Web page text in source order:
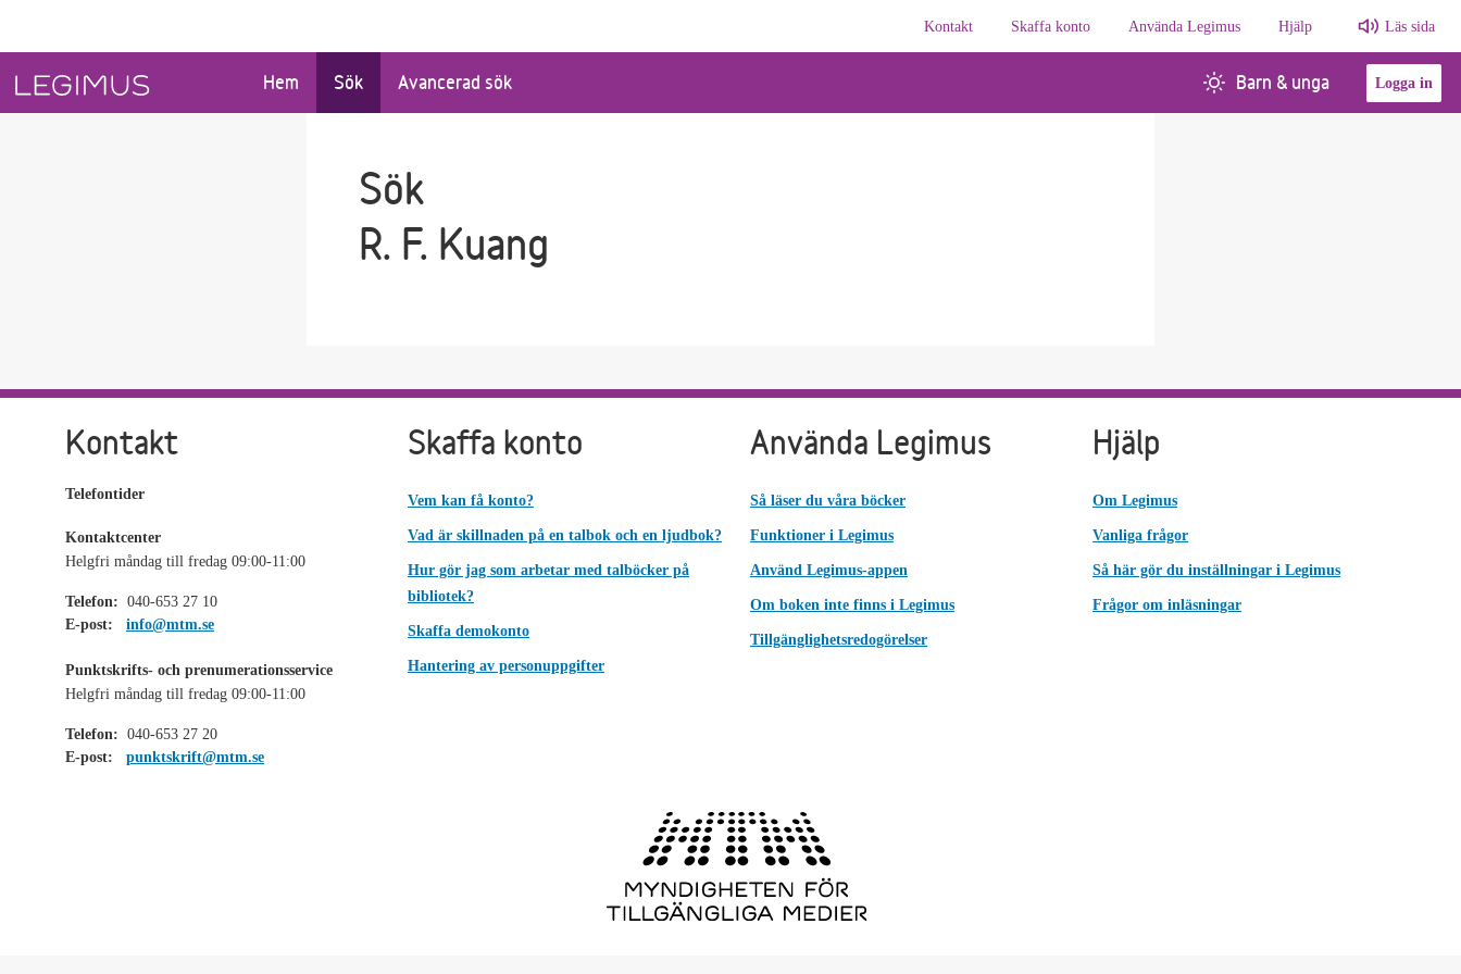
Kontakt
Skaffa konto Använda Legimus Hjälp Läs sida
Hem Sök Avancerad sök Barn & unga Logga in
Sök
R. F. Kuang
Kontakt
Telefontider
Kontaktcenter
Helgfri måndag till fredag 09:00-11:00
Telefon: 040-653 27 10
E-post:
info@mtm.se
Punktskrifts- och prenumerationsservice
Helgfri måndag till fredag 09:00-11:00
Telefon: 040-653 27 20
E-post:
punktskrift@mtm.se
Skaffa konto
Vem kan få konto?
Vad är skillnaden på en talbok och en ljudbok?
Hur gör jag som arbetar med talböcker på
bibliotek?
Skaffa demokonto
Hantering av personuppgifter
Använda Legimus
Så läser du våra böcker
Funktioner i Legimus
Använd Legimus-appen
Om boken inte finns i Legimus
Tillgänglighetsredogörelser
Hjälp
Om Legimus
Vanliga frågor
Så här gör du inställningar i Legimus
Frågor om inläsningar